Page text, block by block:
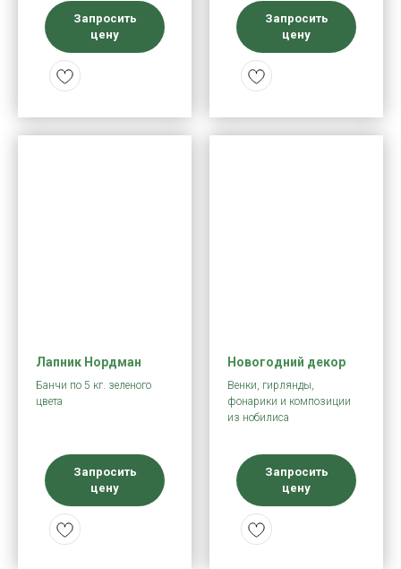
Запросить
цену
Запросить
цену
Лапник Нордман
Банчи по 5 кг. зеленого
цвета
Запросить
цену
Новогодний декор
Венки, гирлянды,
фонарики и композиции
из нобилиса
Запросить
цену